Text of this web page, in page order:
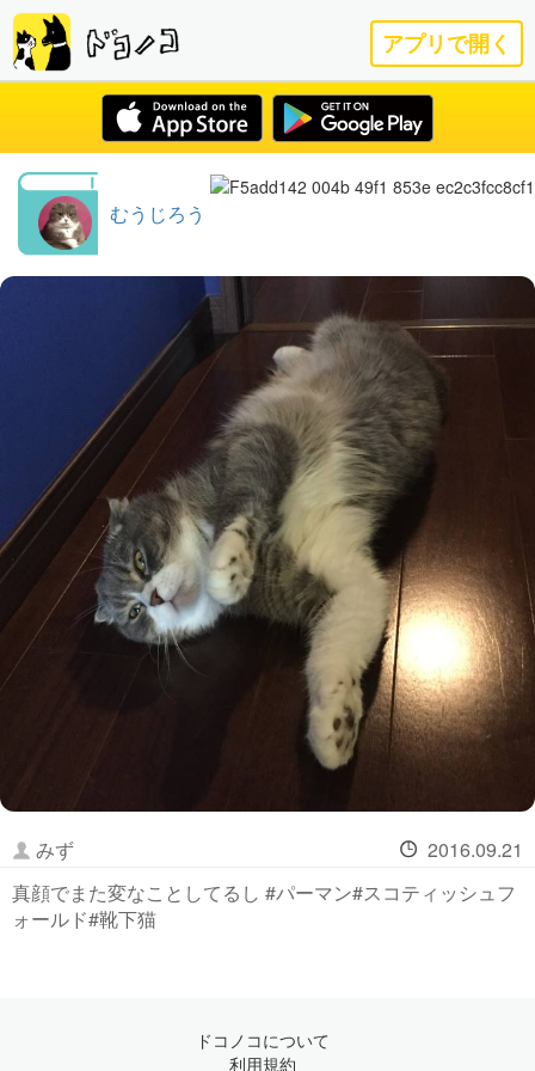
アプリで開く
むうじろう
みず
2016.09.21
真顔でまた変なことしてるし #パーマン#スコティッシュフ
ォールド#靴下猫
ドコノコについて
利用規約